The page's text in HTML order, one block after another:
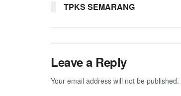
TPKS SEMARANG
Leave a Reply
Your email address will not be published.